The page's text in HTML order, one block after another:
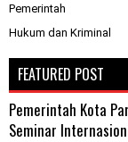
Pemerintah
Hukum dan Kriminal
FEATURED POST
Pemerintah Kota
Seminar